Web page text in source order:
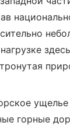
ущелье
горные